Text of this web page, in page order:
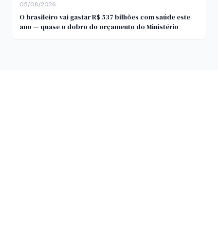
05/08/2026
O brasileiro vai gastar R$ 537 bilhões com saúde este
ano — quase o dobro do orçamento do Ministério